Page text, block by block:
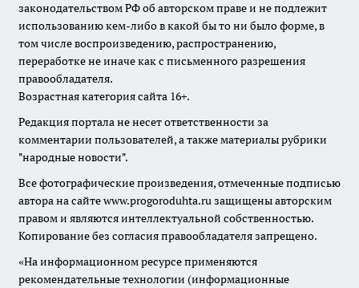
законодательством РФ об авторском праве и не подлежит
использованию кем-либо в какой бы то ни было форме, в
том числе воспроизведению, распространению,
переработке не иначе как с письменного разрешения
правообладателя.
Возрастная категория сайта 16+.
Редакция портала не несет ответственности за
комментарии пользователей, а также материалы рубрики
"народные новости".
Все фотографические произведения, отмеченные подписью
автора на сайте www.progoroduhta.ru защищены авторским
правом и являются интеллектуальной собственностью.
Копирование без согласия правообладателя запрещено.
«На информационном ресурсе применяются
рекомендательные технологии (информационные